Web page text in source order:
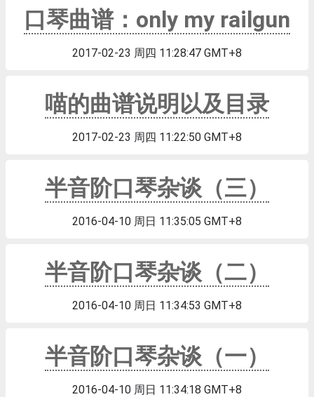
口琴曲谱：only my railgun
2017-02-23 周四 11:28:47 GMT+8
喵的曲谱说明以及目录
2017-02-23 周四 11:22:50 GMT+8
半音阶口琴杂谈（三）
2016-04-10 周日 11:35:05 GMT+8
半音阶口琴杂谈（二）
2016-04-10 周日 11:34:53 GMT+8
半音阶口琴杂谈（一）
2016-04-10 周日 11:34:18 GMT+8